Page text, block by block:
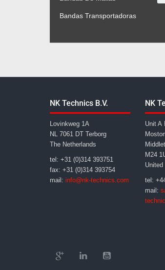
Bandas Transportadoras
NK Technics B.V.
Lovinkweg 1A
NL 7061 DT Terborg
The Netherlands
tel: +31 (0)314 393751
fax: +31 (0)314 393754
mail: info@nk-technics.com
NK
Unit A
M24
United
tel:
mail: